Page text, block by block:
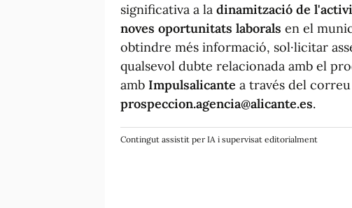
significativa a la dinamització de
noves oportunitats laborals en el
obtindre més informació, sol·licitar
qualsevol dubte relacionada amb el
amb Impulsalicante a través del
prospeccion.agencia@alicante.es.
Contingut assistit per IA i supervisat editorialment